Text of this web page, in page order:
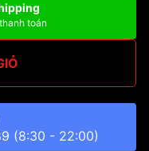
toán
(8:30 - 22:00)